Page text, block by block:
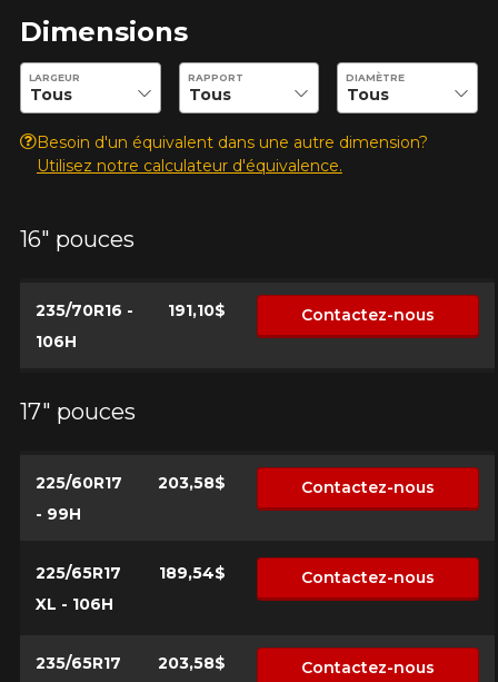
Dimensions
Entrez les dimensions souhaitées pour vérifier la disponibilité
LARGEUR RAPPORT DIAMÈTRE
Besoin d'un équivalent dans une autre dimension?
Utilisez notre calculateur d'équivalence.
16" pouces
235/70R16 -
106H
191,10$ Contactez-nous
17" pouces
225/60R17
- 99H
203,58$ Contactez-nous
225/65R17
XL - 106H
189,54$ Contactez-nous
235/65R17
203,58$ Contactez-nous